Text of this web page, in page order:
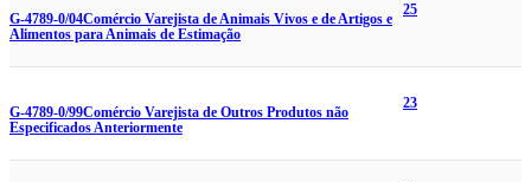
G-4789-0/04Comércio Varejista de Animais Vivos e de Artigos e
Alimentos para Animais de Estimação
25
G-4789-0/99Comércio Varejista de Outros Produtos não
Especificados Anteriormente
23